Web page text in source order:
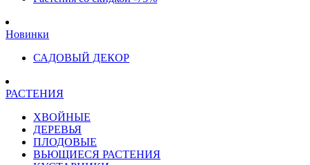
Новинки
САДОВЫЙ ДЕКОР
РАСТЕНИЯ
ХВОЙНЫЕ
ДЕРЕВЬЯ
ПЛОДОВЫЕ
ВЬЮЩИЕСЯ РАСТЕНИЯ